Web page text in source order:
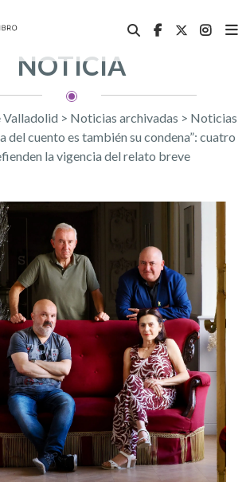
NOTICIA
Valladolid > Noticias archivadas > Noticias
del cuento es también su condena”: cuatro
la vigencia del relato breve